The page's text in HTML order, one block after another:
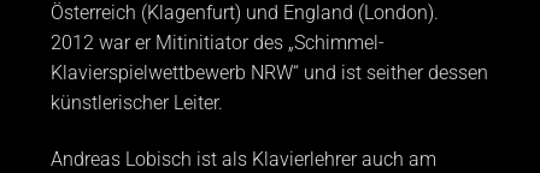
Österreich (Klagenfurt) und England (London).
2012 war er Mitinitiator des „Schimmel-
Klavierspielwettbewerb NRW“ und ist seither dessen
künstlerischer Leiter.
Andreas Lobisch ist als Klavierlehrer auch am